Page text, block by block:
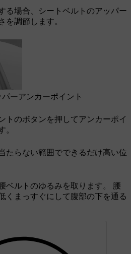
る場合、シートベルトのアッパー
を調節します。
ーアンカーポイント
トのボタンを押してアンカーポイ
。
たらない範囲でできるだけ高い位
ベルトのゆるみを取ります。 腰
くまっすぐにして腹部の下を通る